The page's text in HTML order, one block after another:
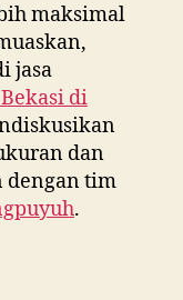
maksimal
jasa
di
dan
dengan tim
.